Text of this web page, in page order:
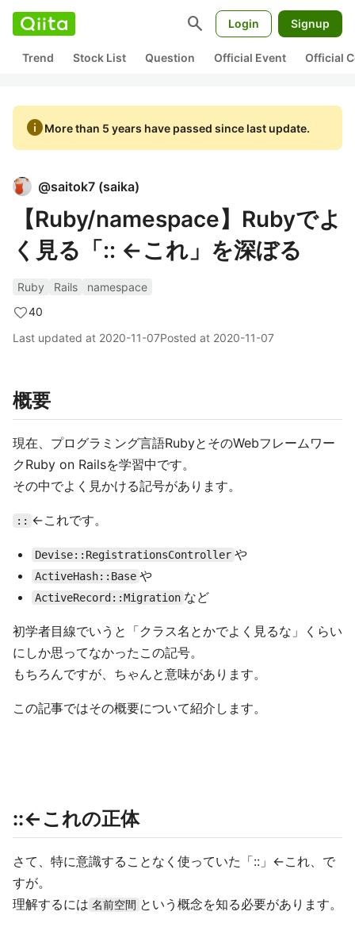
search Login Signup
Trend Stock List Question Official Event Official
infoMore than 5 years have passed since last update.
@saitok7 (saika)
【Ruby/namespace】Rubyでよ
く見る「:: ←これ」を深ぼる
Ruby Rails
namespace
40
Last updated at 2020-11-07Posted at 2020-11-07
概要
現在、プログラミング言語RubyとそのWebフレームワー
クRuby on Railsを学習中です。
その中でよく見かける記号があります。
:: ←これです。
Devise::RegistrationsController や
ActiveHash::Base や
ActiveRecord::Migration など
初学者目線でいうと「クラス名とかでよく見るな」くらい
にしか思ってなかったこの記号。
もちろんですが、ちゃんと意味があります。
この記事ではその概要について紹介します。
::←これの正体
さて、特に意識することなく使っていた「::」←これ、で
すが。
理解するには 名前空間 という概念を知る必要があります。